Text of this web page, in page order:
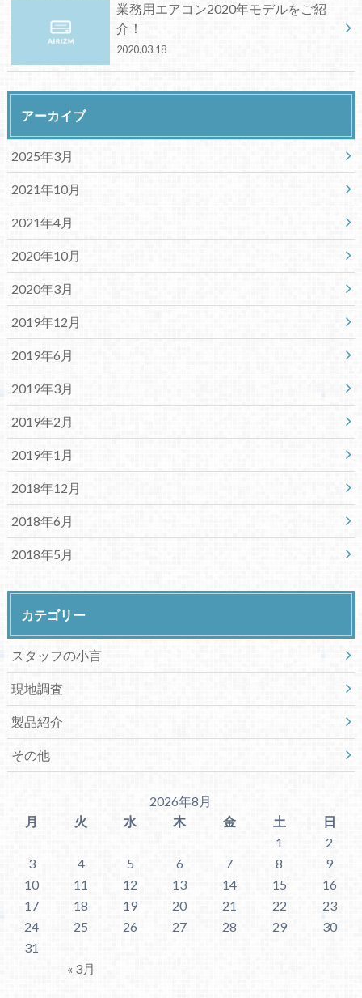
業務用エアコン2020年モデルをご紹
介！
2020.03.18
アーカイブ
2025年3月
2021年10月
2021年4月
2020年10月
2020年3月
2019年12月
2019年6月
2019年3月
2019年2月
2019年1月
2018年12月
2018年6月
2018年5月
カテゴリー
スタッフの小言
現地調査
製品紹介
その他
2026年8月
月
火 水 木 金 土 日
« 3月
1
2
3
4 5 6 7 8
9
10
11 12 13 14 15
16
17
18 19 20 21 22
23
24
25 26 27 28 29
30
31